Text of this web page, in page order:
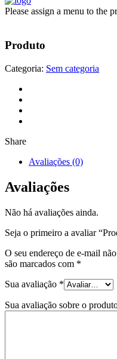
Please assign a menu to the
Produto
Categoria: Sem categoria
Share
Avaliações (0)
Avaliações
Não há avaliações ainda.
Seja o primeiro a avaliar
O seu endereço de e-mail
são marcados com *
Sua avaliação *
Sua avaliação sobre o